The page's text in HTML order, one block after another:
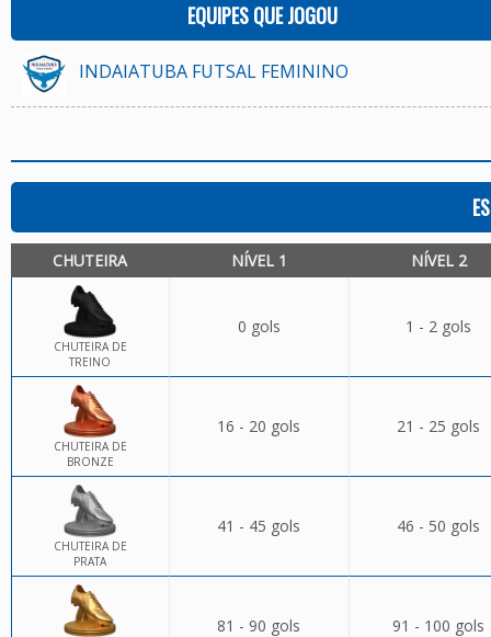
EQUIPES QUE JOGOU
INDAIATUBA FUTSAL FEMININO
CHUTEIRA NÍVEL 1 NÍVEL 2
CHUTEIRA DE
TREINO
0 gols 1 - 2 gols
CHUTEIRA DE
BRONZE
16 - 20 gols 21 - 25 gols
CHUTEIRA DE
PRATA
41 - 45 gols 46 - 50 gols
81 - 90 gols 91 - 100 gols